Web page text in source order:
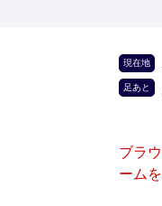
現在地
足あと
ブラ
ーム